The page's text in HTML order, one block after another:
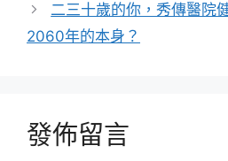
二三十歲的你，秀傳醫院
2060年的本身？
發佈留言